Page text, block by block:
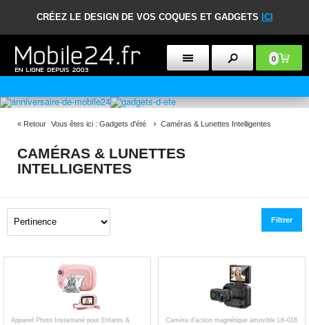
CRÉEZ LE DESIGN DE VOS COQUES ET GADGETS ICI
0
« Retour Vous êtes ici : Gadgets d'été Caméras & Lunettes Intelligentes
CAMÉRAS & LUNETTES
INTELLIGENTES
Filtrer
Appareil Photo Instantané pour Enfants &
Caméra d'action magnétique amovible LK-018